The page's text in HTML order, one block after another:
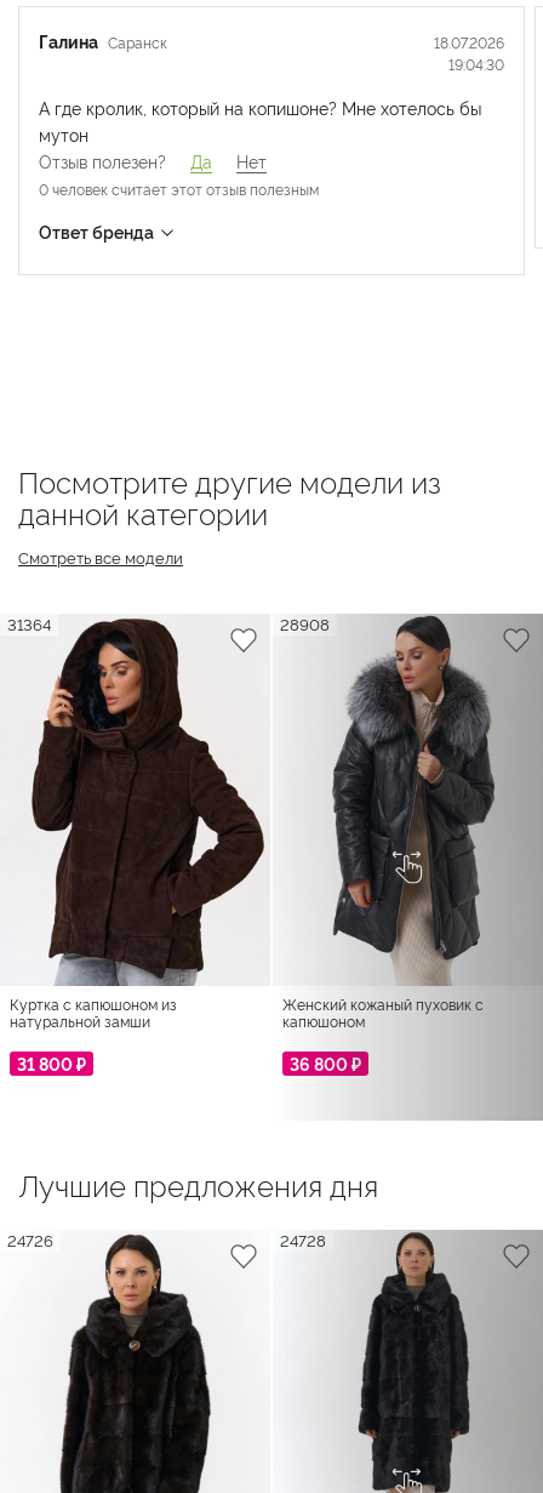
Галина Саранск
18.07.2026
19:04:30
А где кролик, который на копишоне? Мне хотелось бы
мутон
Отзыв полезен?
Да Нет
0 человек считаетэтот отзыв полезным
Ответ бренда
10:05:22
Посмотрите другие модели из
данной категории
Смотреть все модели
31364
Куртка с капюшоном из
натуральной замши
31 800 ₽
28908
Женский кожаный пуховик с
капюшоном
36 800 ₽
Лучшие предложения дня
24726 24728